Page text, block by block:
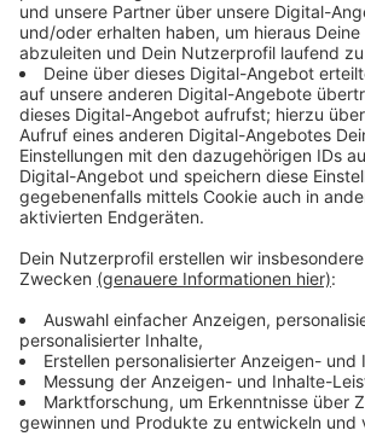
Immer auf dem
bleiben!
Verpass' nichts mehr - mit
ANTENNE BAYERN Newsletter.
Lifestyle oder unsere neuesten
informieren dich.
Zum Newsletter